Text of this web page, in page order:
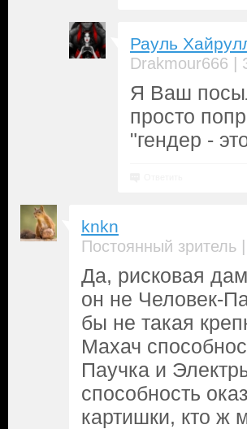
Рауль
Drakmour666 |
Я Ваш
просто
"гендер -
knkn
Постоянный зритель |
Да, рисковая
он не Человек-
бы не такая
Махач
Паучка и
способность
картишки, кто ж